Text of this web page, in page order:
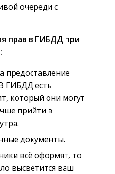
очереди с
прав в ГИБДД при
предоставление
ГИБДД есть
который они могут
прийти в
документы.
всё оформят, то
высветится ваш